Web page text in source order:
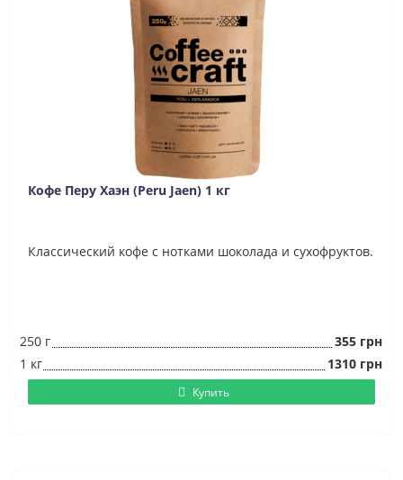
Кофе Перу Хаэн (Peru Jaen) 1 кг
Классический кофе с нотками шоколада и сухофруктов.
250 г
355 грн
1 кг
1310 грн
Купить